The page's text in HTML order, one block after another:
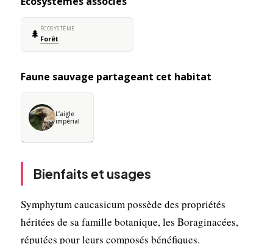
🌲 ÉCOSYSTÈME
Forêt
Faune sauvage partageant cet habitat
L’aigle
impérial
Bienfaits et usages
Symphytum caucasicum possède des propriétés
héritées de sa famille botanique, les Boraginacées,
réputées pour leurs composés bénéfiques.